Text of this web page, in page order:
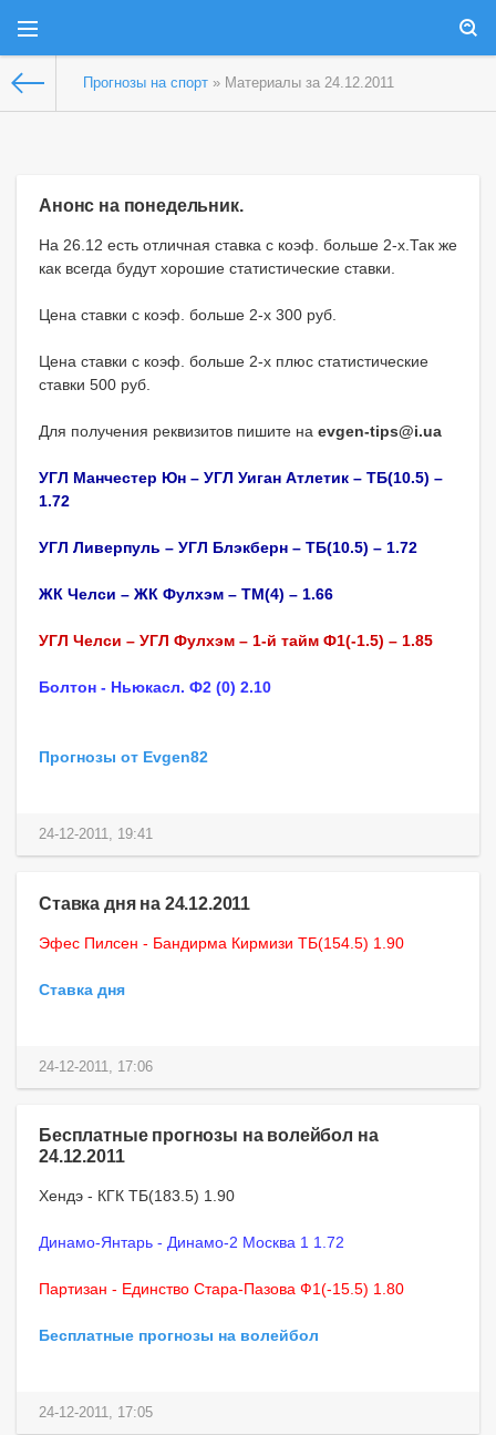
Прогнозы на спорт » Материалы за 24.12.2011
Анонс на понедельник.
На 26.12 есть отличная ставка с коэф. больше 2-х.Так же
как всегда будут хорошие статистические ставки.
Цена ставки с коэф. больше 2-х 300 руб.
Цена ставки с коэф. больше 2-х плюс статистические
ставки 500 руб.
Для получения реквизитов пишите на evgen-tips@i.ua
УГЛ Манчестер Юн – УГЛ Уиган Атлетик – ТБ(10.5) –
1.72
УГЛ Ливерпуль – УГЛ Блэкберн – ТБ(10.5) – 1.72
ЖК Челси – ЖК Фулхэм – ТМ(4) – 1.66
УГЛ Челси – УГЛ Фулхэм – 1-й тайм Ф1(-1.5) – 1.85
Болтон - Ньюкасл. Ф2 (0) 2.10
Прогнозы от Evgen82
24-12-2011, 19:41
Ставка дня на 24.12.2011
Эфес Пилсен - Бандирма Кирмизи ТБ(154.5) 1.90
Ставка дня
24-12-2011, 17:06
Бесплатные прогнозы на волейбол на
24.12.2011
Хендэ - КГК ТБ(183.5) 1.90
Динамо-Янтарь - Динамо-2 Москва 1 1.72
Партизан - Единство Стара-Пазова Ф1(-15.5) 1.80
Бесплатные прогнозы на волейбол
24-12-2011, 17:05